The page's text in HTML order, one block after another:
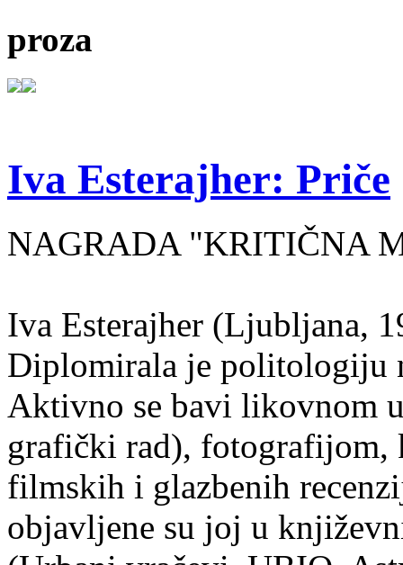
proza
Iva Esterajher: Priče
NAGRADA "KRITIČNA
Iva Esterajher (Ljubljana,
Diplomirala je politologiju
Aktivno se bavi likovnom
grafički rad), fotografijom,
filmskih i glazbenih
objavljene su joj u